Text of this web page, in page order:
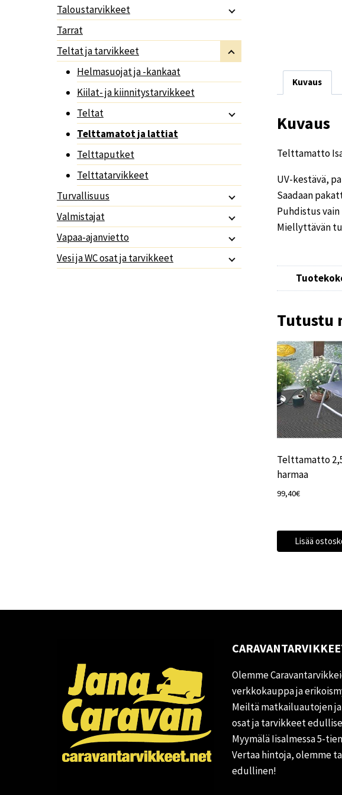
Kuvaus
Kuvaus
Telttamatto
UV-kestävä,
Saadaan
Puhdistus
Miellyttävän
Tutustu
Telttamatto
harmaa
99,40€
Lisää
Taloustarvikkeet
Tarrat
Teltat ja tarvikkeet
Helmasuojat ja -kankaat
Kiilat- ja kiinnitystarvikkeet
Teltat
Telttamatot ja lattiat
Telttaputket
Telttatarvikkeet
Turvallisuus
Valmistajat
Vapaa-ajanvietto
Vesi ja WC osat ja tarvikkeet
Olemme
verkkokauppa ja
Meiltä matkailuautojen
osat ja tarvikkeet
Myymälä Iisalmessa 5-
Vertaa hintoja, olemme
edullinen!